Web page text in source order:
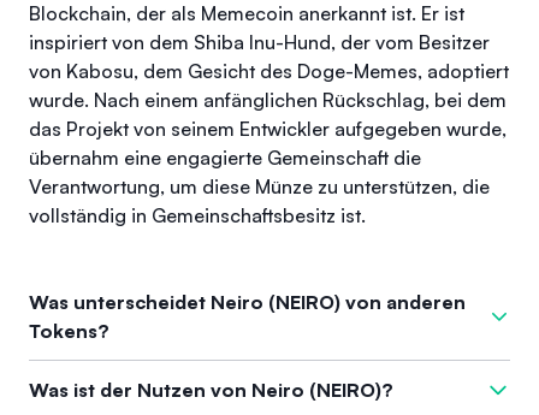
Blockchain, der als Memecoin anerkannt ist. Er ist
inspiriert von dem Shiba Inu-Hund, der vom Besitzer
von Kabosu, dem Gesicht des Doge-Memes, adoptiert
wurde. Nach einem anfänglichen Rückschlag, bei dem
das Projekt von seinem Entwickler aufgegeben wurde,
übernahm eine engagierte Gemeinschaft die
Verantwortung, um diese Münze zu unterstützen, die
vollständig in Gemeinschaftsbesitz ist.
Was unterscheidet Neiro (NEIRO) von anderen
Tokens?
Was Neiro von anderen Tokens abhebt, ist sein einzigartiger
Hintergrund und die gemeinschaftsorientierte Natur. Neiro
Was ist der Nutzen von Neiro (NEIRO)?